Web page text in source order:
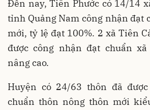
Đến nay, Tiên Phước có 14/14
tỉnh Quảng Nam công nhận đạt
mới, tỷ lệ đạt 100%. 2 xã Tiên
được công nhận đạt chuẩn
nâng cao.
Huyện có 24/63 thôn đã
chuẩn thôn nông thôn mới